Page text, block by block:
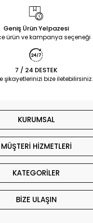
Geniş Ürün Yelpazesi
ürün ve kampanya seçeneği
7 / 24 DESTEK
şikayetlerinizi bize iletebilirsiniz.
KURUMSAL
MÜŞTERİ HİZMETLERİ
KATEGORİLER
BİZE ULAŞIN